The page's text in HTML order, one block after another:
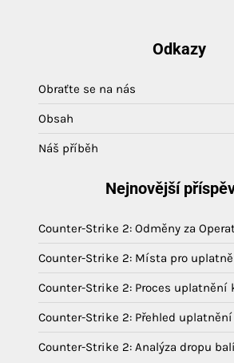
Odkazy
Obraťte se na nás
Obsah
Náš příběh
Nejnovější
Counter-Strike 2: Odměny za
Counter-Strike 2: Místa pro
Counter-Strike 2: Proces uplatnění
Counter-Strike 2: Přehled
Counter-Strike 2: Analýza dropu